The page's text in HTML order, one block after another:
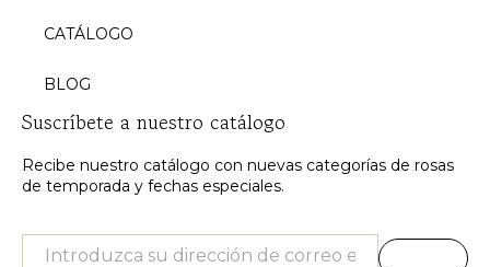
CATÁLOGO
BLOG
Suscríbete a nuestro catálogo
Recibe nuestro catálogo con nuevas categorías de rosas
de temporada y fechas especiales.